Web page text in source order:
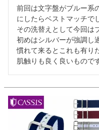
前回は文字盤がブルー系
にしたらベストマッチで
その洗替えとして今回は
初めはシルバーが強調し
慣れて来るとこれも有り